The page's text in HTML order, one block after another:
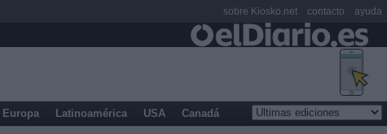
Europa Latinoamérica USA Canadá
sobre Kiosko.net contacto ayuda